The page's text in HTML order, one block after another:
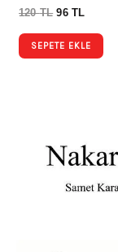
120TL 96TL
SEPETE EKLE